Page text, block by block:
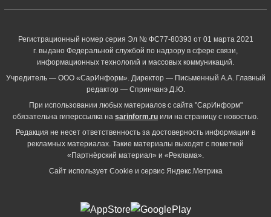
Регистрационный номер серия Эл № ФС77-80393 от 01 марта 2021
г. выдано Федеральной службой по надзору в сфере связи,
информационных технологий и массовых коммуникаций.
Учредитель — ООО «СарИнформ». Директор — Письменный А.А. Главный
редактор — Спринчанэ Д.Ю.
При использовании любых материалов с сайта "СарИнформ"
обязательна гиперссылка на sarinform.ru или на страницу с новостью.
Редакция не несет ответственность за достоверность информации в
рекламных материалах. Такие материалы выходят с пометкой
«Партнёрский материал» и «Реклама».
Сайт использует Cookie и сервиc Яндекс.Метрика